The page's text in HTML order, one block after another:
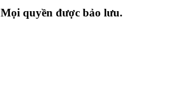
Mọi quyền được bảo lưu.